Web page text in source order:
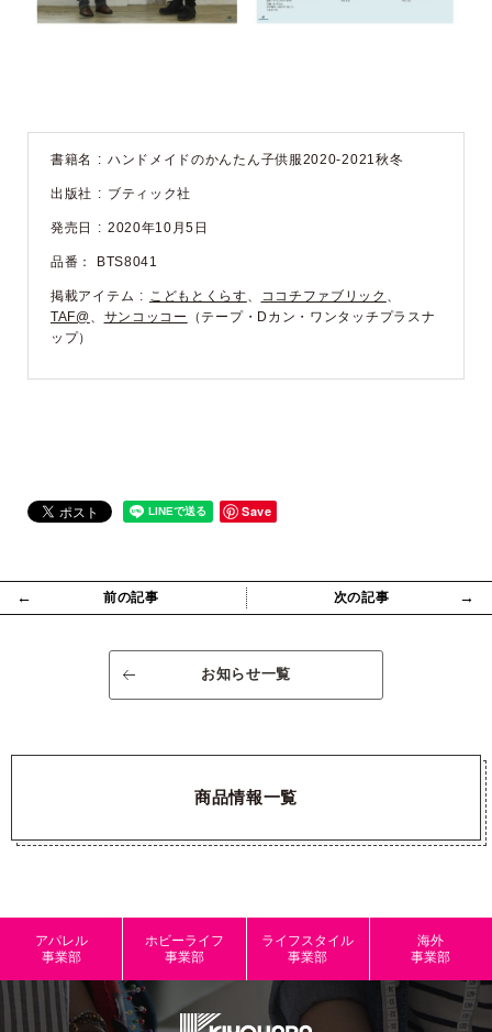
書籍名 ハンドメイドのかんたん子供服2020-2021秋冬
出版社 ブティック社
発売日 2020年10月5日
品番： BTS8041
掲載アイテム こどもとくらす、 ココチファブリック 、
TAF@、 サンコッコー
（テープ・Dカン・ワンタッチプラスナ
ップ）
Save
← 前の記事 次の記事 →
お知らせ一覧
商品情報一覧
アパレル
事業部
ホビーライフ
事業部
ライフスタイル
事業部
海外
事業部